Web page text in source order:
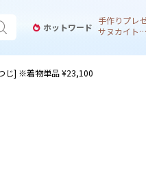
ホットワード
手作りプレ
サヌカイト 風鈴
じ] ※着物単品 ¥23,100